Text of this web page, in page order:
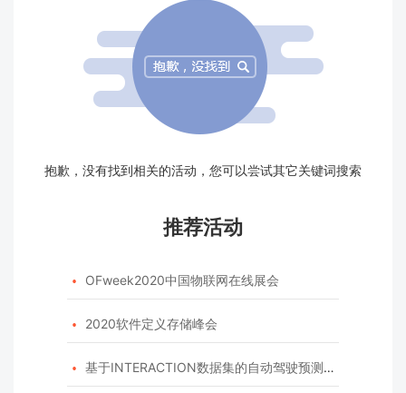
抱歉，没有找到相关的活动，您可以尝试其它关键词搜索
推荐活动
 OFweek2020中国物联网在线展会
 2020软件定义存储峰会
 基于INTERACTION数据集的自动驾驶预测模型挑战赛